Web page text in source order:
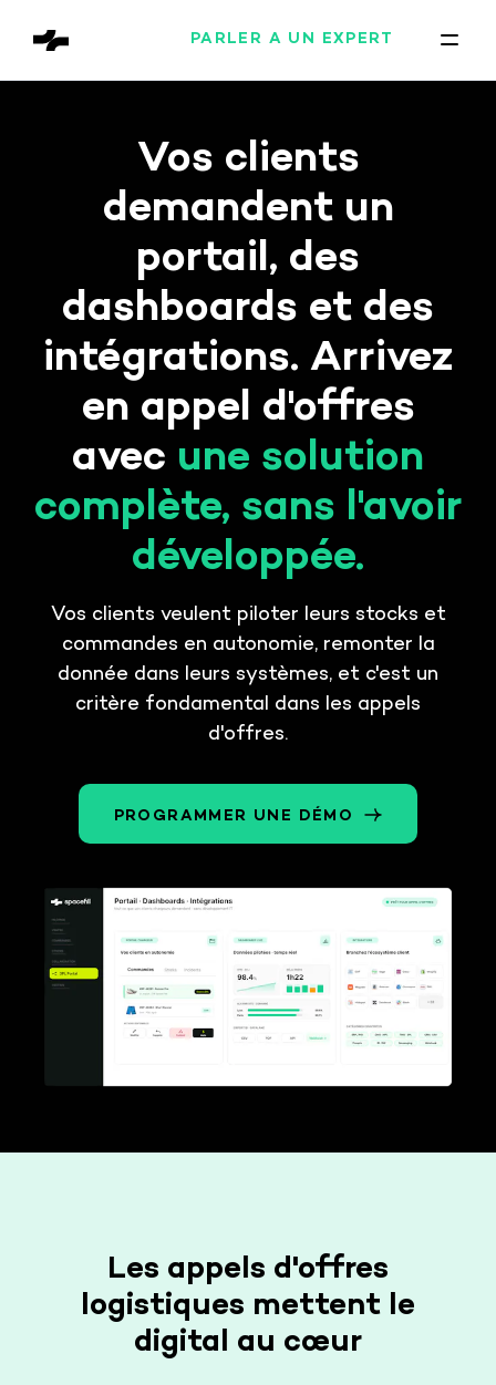
PARLER À UN EXPERT
Vos clients
demandent un
portail, des
dashboards et des
intégrations. Arrivez
en appel d'offres
avec une solution
complète, sans l'avoir
développée.
Vos clients veulent piloter leurs stocks et
commandes en autonomie, remonter la
donnée dans leurs systèmes, et c'est un
critère fondamental dans les appels
d'offres.
PROGRAMMER UNE DÉMO
Les appels d'offres
logistiques mettent le
digital au cœur